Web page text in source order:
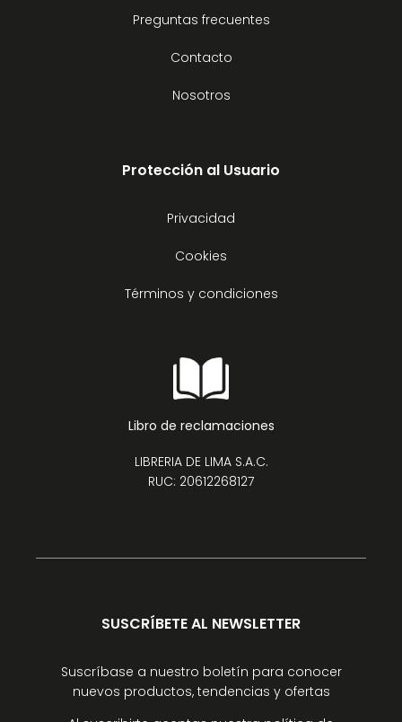
Preguntas frecuentes
Contacto
Nosotros
Protección al Usuario
Privacidad
Cookies
Términos y condiciones
Libro de reclamaciones
LIBRERIA DE LIMA S.A.C.
RUC: 20612268127
SUSCRÍBETE AL NEWSLETTER
Suscríbase a nuestro boletín para conocer
nuevos productos, tendencias y ofertas